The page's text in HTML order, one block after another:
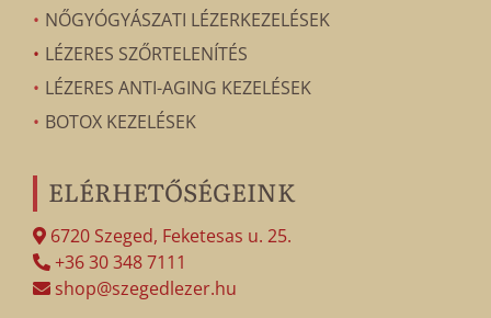
NŐGYÓGYÁSZATI LÉZERKEZELÉSEK
LÉZERES SZŐRTELENÍTÉS
LÉZERES ANTI-AGING KEZELÉSEK
BOTOX KEZELÉSEK
ELÉRHETŐSÉGEINK
6720 Szeged, Feketesas u. 25.
+36 30 348 7111
shop@szegedlezer.hu